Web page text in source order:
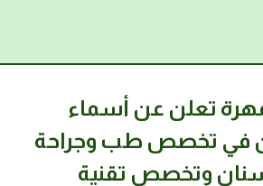
تعلن عن أسماء
في تخصص طب وجراحة
وتخصص تقنية